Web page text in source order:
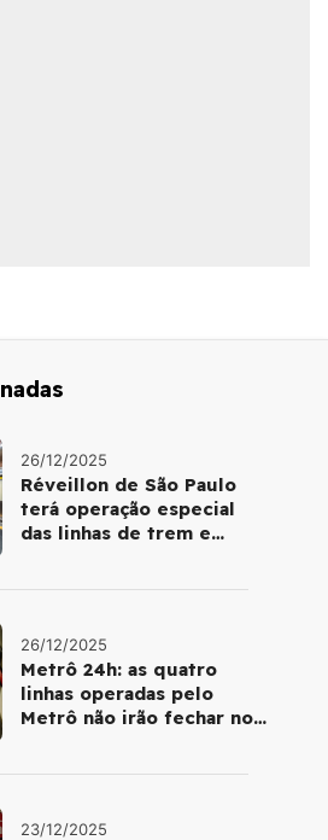
26/12/2025
Réveillon de São Paulo
terá operação especial
das linhas de trem e
26/12/2025
Metrô 24h: as quatro
linhas operadas pelo
Metrô não irão fechar no
23/12/2025